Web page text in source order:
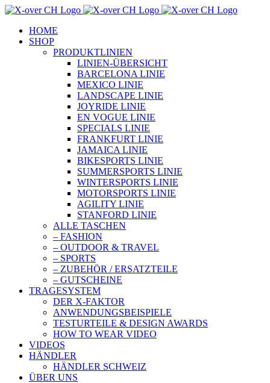
Zum
springenHOME
SHOP
PRODUKTLINIEN
LINIEN-ÜBERSICHT
BARCELONA LINIE
MEXICO LINIE
LANDSCAPE LINIE
JOYRIDE LINIE
EN VOGUE LINIE
SPECIALS LINIE
FRANKFURT LINIE
JAMAICA LINIE
BIKESPORTS LINIE
SUMMERSPORTS LINIE
WINTERSPORTS LINIE
MOTORSPORTS LINIE
AGILITY LINIE
STANFORD LINIE
ALLE TASCHEN
– FASHION
– OUTDOOR & TRAVEL
– SPORTS
– ZUBEHÖR / ERSATZTEILE
– GUTSCHEINE
TRAGESYSTEM
DER X-FAKTOR
ANWENDUNGSBEISPIELE
TESTURTEILE & DESIGN AWARDS
HOW TO WEAR VIDEO
VIDEOS
HÄNDLER
HÄNDLER SCHWEIZ
ÜBER UNS